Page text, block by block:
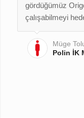
gördüğümüz
çalışabilmeyi
Müge
Polin İK